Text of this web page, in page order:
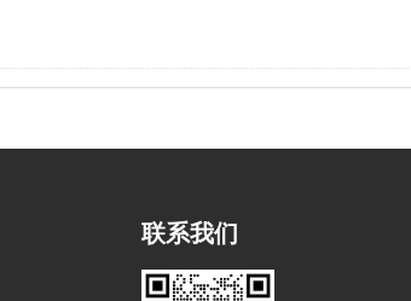
联系我们